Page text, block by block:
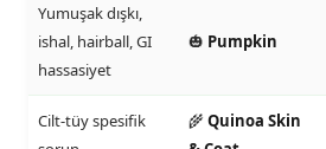
Yumuşak dışkı,
ishal, hairball, GI
hassasiyet
🎃 Pumpkin
Cilt-tüy spesifik
🌾Quinoa Skin